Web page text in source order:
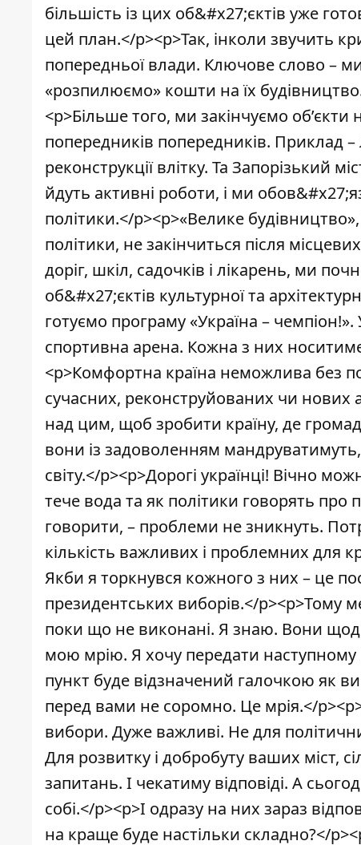
більшість із цих об&#x27;єктів уже
цей план.</p><p>Так, інколи звучить
попередньої влади. Ключове слово –
«розпилюємо» кошти на їх
<p>Більше того, ми закінчуємо
попередників попередників. Приклад –
реконструкції влітку. Та Запорізький
йдуть активні роботи, і ми
політики.</p><p>«Велике
політики, не закінчиться після
доріг, шкіл, садочків і лікарень, ми
об&#x27;єктів культурної та
готуємо програму «Україна –
спортивна арена. Кожна з них
<p>Комфортна країна неможлива без
сучасних, реконструйованих чи
над цим, щоб зробити країну, де
вони із задоволенням мандруватимуть,
світу.</p><p>Дорогі українці! Вічно
тече вода та як політики говорять
говорити, – проблеми не зникнуть.
кількість важливих і проблемних для
Якби я торкнувся кожного з них – це
президентських виборів.</p><p>Тому
поки що не виконані. Я знаю. Вони
мою мрію. Я хочу передати
пункт буде відзначений галочкою як
перед вами не соромно. Це мрія.</
вибори. Дуже важливі. Не для
Для розвитку і добробуту ваших міст,
запитань. І чекатиму відповіді. А
собі.</p><p>І одразу на них зараз
на краще буде настільки складно?</